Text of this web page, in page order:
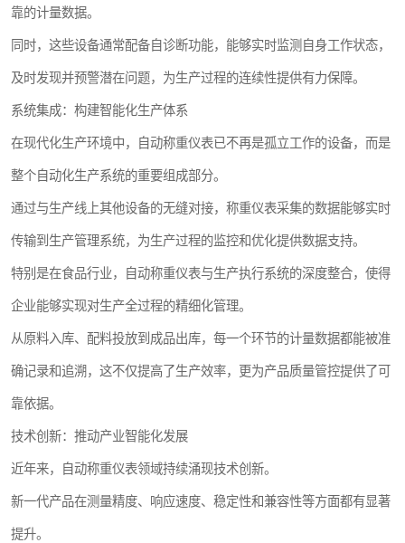
靠的计量数据。
同时，这些设备通常配备自诊断功能，能够实时监测自身工作状态，
及时发现并预警潜在问题，为生产过程的连续性提供有力保障。
系统集成：构建智能化生产体系
在现代化生产环境中，自动称重仪表已不再是孤立工作的设备，而是
整个自动化生产系统的重要组成部分。
通过与生产线上其他设备的无缝对接，称重仪表采集的数据能够实时
传输到生产管理系统，为生产过程的监控和优化提供数据支持。
特别是在食品行业，自动称重仪表与生产执行系统的深度整合，使得
企业能够实现对生产全过程的精细化管理。
从原料入库、配料投放到成品出库，每一个环节的计量数据都能被准
确记录和追溯，这不仅提高了生产效率，更为产品质量管控提供了可
靠依据。
技术创新：推动产业智能化发展
近年来，自动称重仪表领域持续涌现技术创新。
新一代产品在测量精度、响应速度、稳定性和兼容性等方面都有显著
提升。